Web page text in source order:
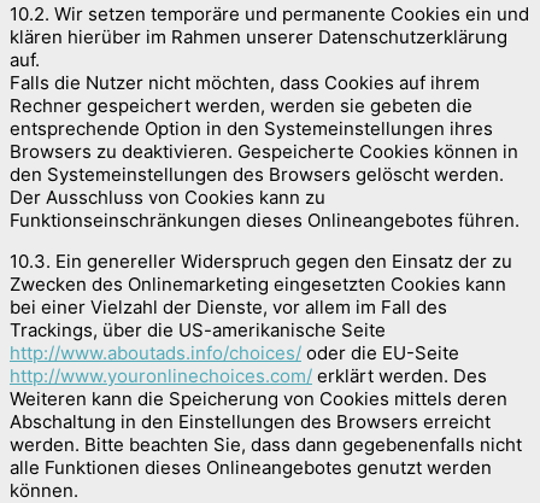
10.2. Wir setzen temporäre und permanente Cookies ein und
klären hierüber im Rahmen unserer Datenschutzerklärung
auf.
Falls die Nutzer nicht möchten, dass Cookies auf ihrem
Rechner gespeichert werden, werden sie gebeten die
entsprechende Option in den Systemeinstellungen ihres
Browsers zu deaktivieren. Gespeicherte Cookies können in
den Systemeinstellungen des Browsers gelöscht werden.
Der Ausschluss von Cookies kann zu
Funktionseinschränkungen dieses Onlineangebotes führen.
10.3. Ein genereller Widerspruch gegen den Einsatz der zu
Zwecken des Onlinemarketing eingesetzten Cookies kann
bei einer Vielzahl der Dienste, vor allem im Fall des
Trackings, über die US-amerikanische Seite
http://www.aboutads.info/choices/ oder die EU-Seite
http://www.youronlinechoices.com/ erklärt werden. Des
Weiteren kann die Speicherung von Cookies mittels deren
Abschaltung in den Einstellungen des Browsers erreicht
werden. Bitte beachten Sie, dass dann gegebenenfalls nicht
alle Funktionen dieses Onlineangebotes genutzt werden
können.